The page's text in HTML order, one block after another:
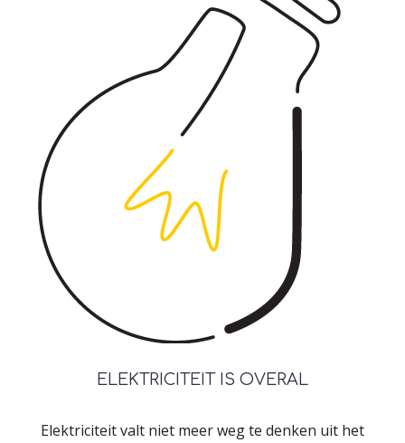
ELEKTRICITEIT IS OVERAL
Elektriciteit valt niet meer weg te denken uit het